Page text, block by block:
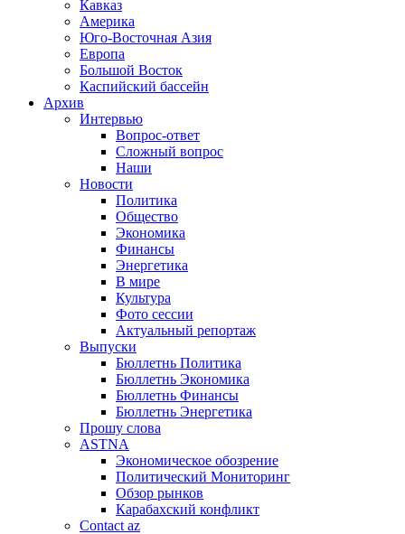
Кавказ
Америка
Юго-Восточная Азия
Европа
Большой Восток
Каспийский бассейн
Архив
Интервью
Вопрос-ответ
Сложный вопрос
Наши
Новости
Политика
Общество
Экономика
Финансы
Энергетика
В мире
Культура
Фото сессии
Актуальный репортаж
Выпуски
Бюллетнь Политика
Бюллетнь Экономика
Бюллетнь Финансы
Бюллетнь Энергетика
Прошу слова
ASTNA
Экономическое обозрение
Политический Мониторинг
Обзор рынков
Карабахский конфликт
Contact az